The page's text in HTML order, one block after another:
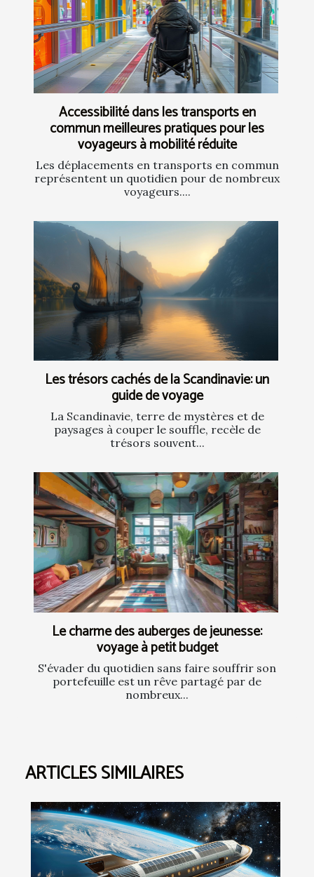
Accessibilité dans les transports en
commun meilleures pratiques pour les
voyageurs à mobilité réduite
Les déplacements en transports en commun
représentent un quotidien pour de nombreux
voyageurs....
Les trésors cachés de la Scandinavie: un
guide de voyage
La Scandinavie, terre de mystères et de
paysages à couper le souffle, recèle de
trésors souvent...
Le charme des auberges de jeunesse:
voyage à petit budget
S'évader du quotidien sans faire souffrir son
portefeuille est un rêve partagé par de
nombreux...
ARTICLES SIMILAIRES